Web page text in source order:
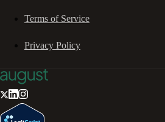
Terms of Service
Privacy Policy